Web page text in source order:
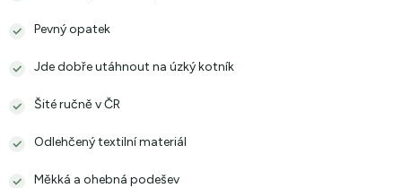
Pevný opatek
Jde dobře utáhnout na úzký kotník
Šité ručně v ČR
Odlehčený textilní materiál
Měkká a ohebná podešev